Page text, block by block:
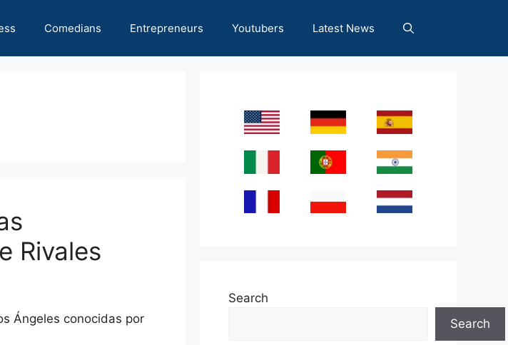
Comedians Entrepreneurs Youtubers Latest News
Rivales
Ángeles conocidas por
Search
Search